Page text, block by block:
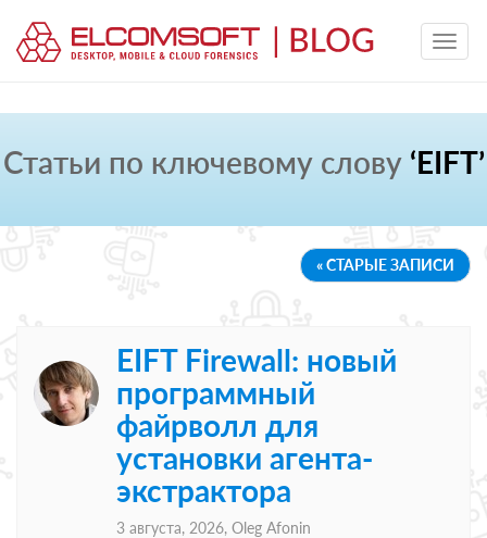
Статьи по ключевому слову ‘EIFT’
« СТАРЫЕ ЗАПИСИ
EIFT Firewall: новый
программный
файрволл для
установки агента-
экстрактора
3 августа, 2026, Oleg Afonin